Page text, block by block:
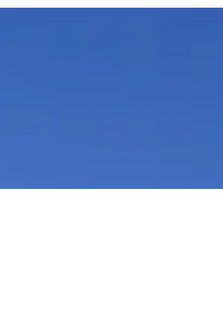
Lösungen zu entwickeln, die...